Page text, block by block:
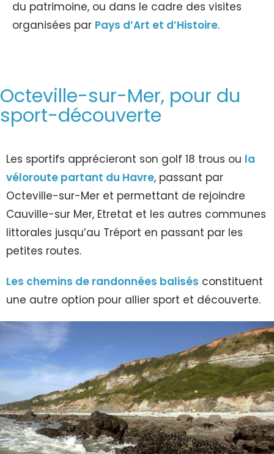
du patrimoine, ou dans le cadre des visites
organisées par Pays d’Art et d’Histoire.
Octeville-sur-Mer, pour du
sport-découverte
Les sportifs apprécieront son golf 18 trous ou la
véloroute partant du Havre, passant par
Octeville-sur-Mer et permettant de rejoindre
Cauville-sur Mer, Etretat et les autres communes
littorales jusqu’au Tréport en passant par les
petites routes.
Les chemins de randonnées balisés constituent
une autre option pour allier sport et découverte.